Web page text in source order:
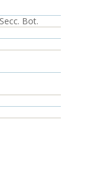
Bot.